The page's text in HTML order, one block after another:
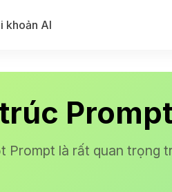
khoản AI
Prompt là rất quan trọng